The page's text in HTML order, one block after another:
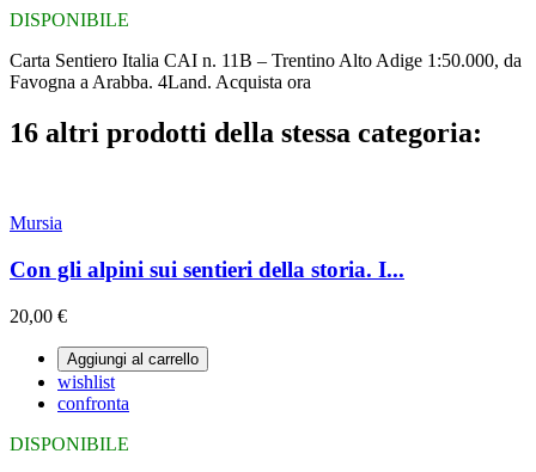
DISPONIBILE
Carta Sentiero Italia CAI n. 11B – Trentino Alto Adige 1:50.000, da
Favogna a Arabba. 4Land. Acquista ora
16 altri prodotti della stessa categoria:
Mursia
Con gli alpini sui sentieri della storia. I...
20,00 €
Aggiungi al carrello
wishlist
confronta
DISPONIBILE